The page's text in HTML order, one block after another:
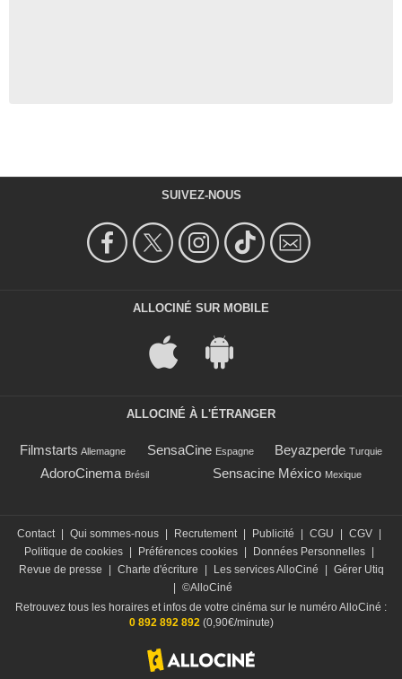
SUIVEZ-NOUS
ALLOCINÉ SUR MOBILE
ALLOCINÉ À L'ÉTRANGER
Filmstarts Allemagne SensaCine Espagne Beyazperde Turquie
AdoroCinema Brésil Sensacine México Mexique
Contact Qui sommes-nous Recrutement Publicité CGU CGV
Politique de cookies
Préférences cookies Données Personnelles
Revue de presse
Charte d'écriture Les services AlloCiné
Gérer Utiq
©AlloCiné
Retrouvez tous les horaires et infos de votre cinéma sur le numéro AlloCiné :
0 892 892 892(0,90€/minute)